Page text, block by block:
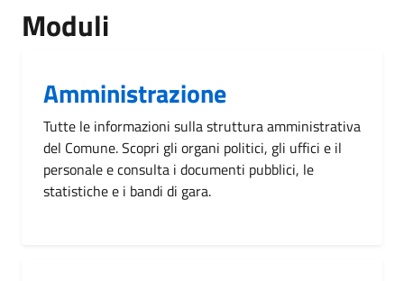
Moduli
Amministrazione
Tutte le informazioni sulla struttura amministrativa
del Comune. Scopri gli organi politici, gli uffici e il
personale e consulta i documenti pubblici, le
statistiche e i bandi di gara.